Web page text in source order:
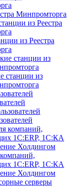
Минпромторга
из Реестра
станции из
1C:ERP, 1С:КА
Холдингом